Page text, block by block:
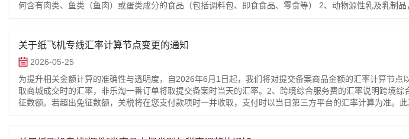
何含有肉类、鱼类（鱼肉）或蛋类成分的食品（包括调料包、即食食品、零食等） 2、动物源性乳及乳制
关于纸飞机专线汇率计算节点变更的通知
2026-05-25
为提升相关金额计算的准确性与透明度，自2026年6月1日起，我们将对提交备案商品金额的汇率计算节
取商城成交时的汇率，非乐淘一番订单将取提交备案时当天的汇率。2、跨境综合服务费的汇率说明跨境
征数额。若超出免征数额，关税将在您支付款项时一并收取，支付时以当日第三方平台的汇率计算为准